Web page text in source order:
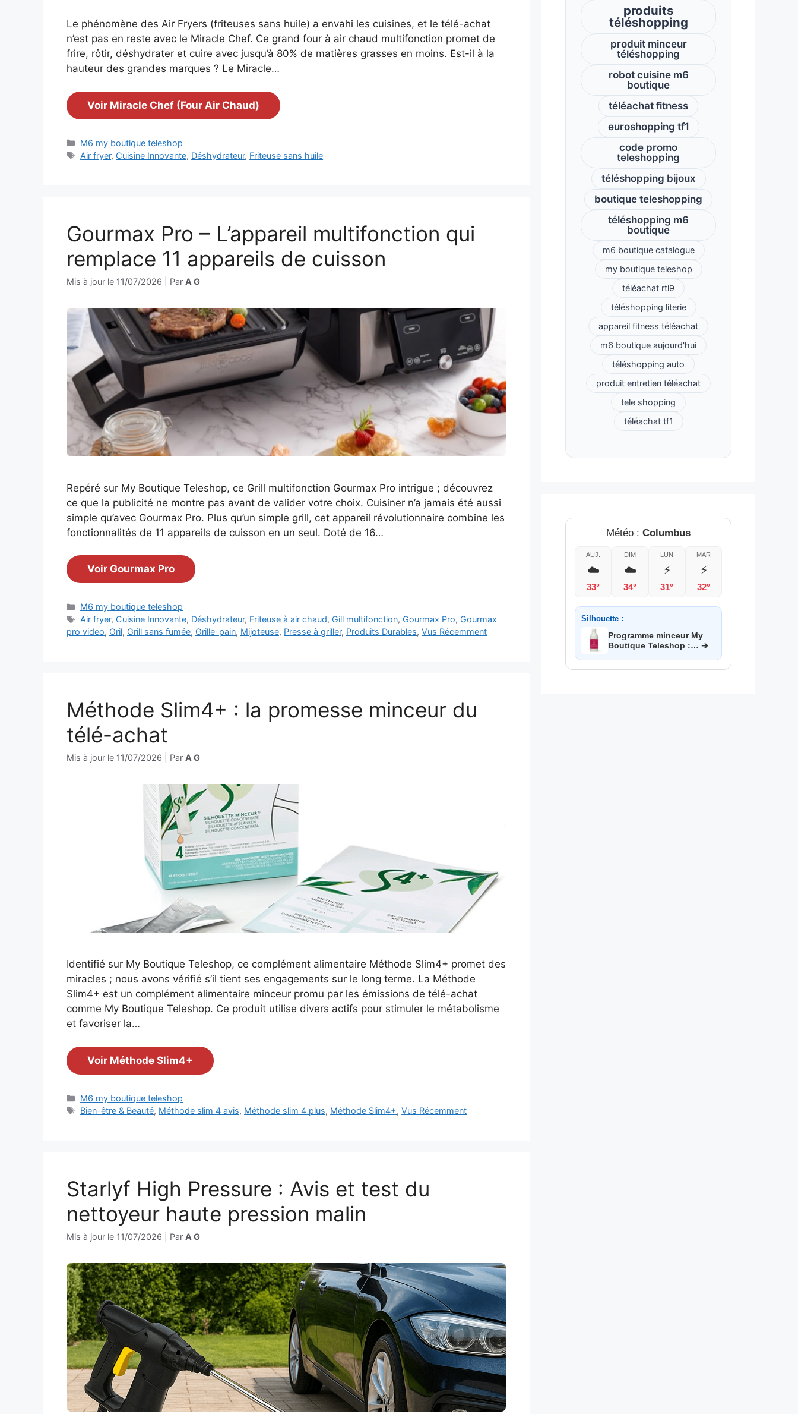
Le phénomène des Air Fryers (friteuses sans huile) a envahi les cuisines, et le télé-achat
n’est pas en reste avec le Miracle Chef. Ce grand four à air chaud multifonction promet de
frire, rôtir, déshydrater et cuire avec jusqu’à 80% de matières grasses en moins. Est-il à la
hauteur des grandes marques ? Le Miracle…
Voir Miracle Chef (Four Air Chaud)
Catégories
M6 my boutique teleshop
Étiquettes
Air fryer, Cuisine Innovante, Déshydrateur, Friteuse sans huile
Gourmax Pro – L’appareil multifonction qui
remplace 11 appareils de cuisson
Mis à jour le 11/07/2026 Par A G
Repéré sur My Boutique Teleshop, ce Grill multifonction Gourmax Pro intrigue ; découvrez
ce que la publicité ne montre pas avant de valider votre choix. Cuisiner n’a jamais été aussi
simple qu’avec Gourmax Pro. Plus qu’un simple grill, cet appareil révolutionnaire combine les
fonctionnalités de 11 appareils de cuisson en un seul. Doté de 16…
Voir Gourmax Pro
Catégories
M6 my boutique teleshop
Étiquettes
Air fryer, Cuisine Innovante, Déshydrateur, Friteuse à air chaud, Gill multifonction, Gourmax Pro, Gourmax
pro video, Gril, Grill sans fumée, Grille-pain, Mijoteuse, Presse à griller, Produits Durables, Vus Récemment
Méthode Slim4+ : la promesse minceur du
télé-achat
Mis à jour le 11/07/2026 Par A G
Identifié sur My Boutique Teleshop, ce complément alimentaire Méthode Slim4+ promet des
miracles ; nous avons vérifié s’il tient ses engagements sur le long terme. La Méthode
Slim4+ est un complément alimentaire minceur promu par les émissions de télé-achat
comme My Boutique Teleshop. Ce produit utilise divers actifs pour stimuler le métabolisme
et favoriser la…
Voir Méthode Slim4+
Catégories
M6 my boutique teleshop
Étiquettes
Bien-être & Beauté, Méthode slim 4 avis, Méthode slim 4 plus, Méthode Slim4+,Vus Récemment
Starlyf High Pressure : Avis et test du
nettoyeur haute pression malin
Mis à jour le 11/07/2026 Par A G
produits
téléshopping
produit minceur
téléshopping
robot cuisine m6
boutique
téléachat fitness
euroshopping tf1
code promo
teleshopping
téléshopping bijoux
boutique teleshopping
téléshopping m6
boutique
m6 boutique catalogue
my boutique teleshop
téléachat rtl9
téléshopping literie
appareil fitness téléachat
m6 boutique aujourd'hui
téléshopping auto
produit entretien téléachat
tele shopping
téléachat tf1
Météo : Columbus
AUJ.
☁️
33°
DIM
☁️
34°
LUN
⚡
31°
MAR
⚡
32°
Silhouette :
Programme minceur My
Boutique Teleshop :… ➔